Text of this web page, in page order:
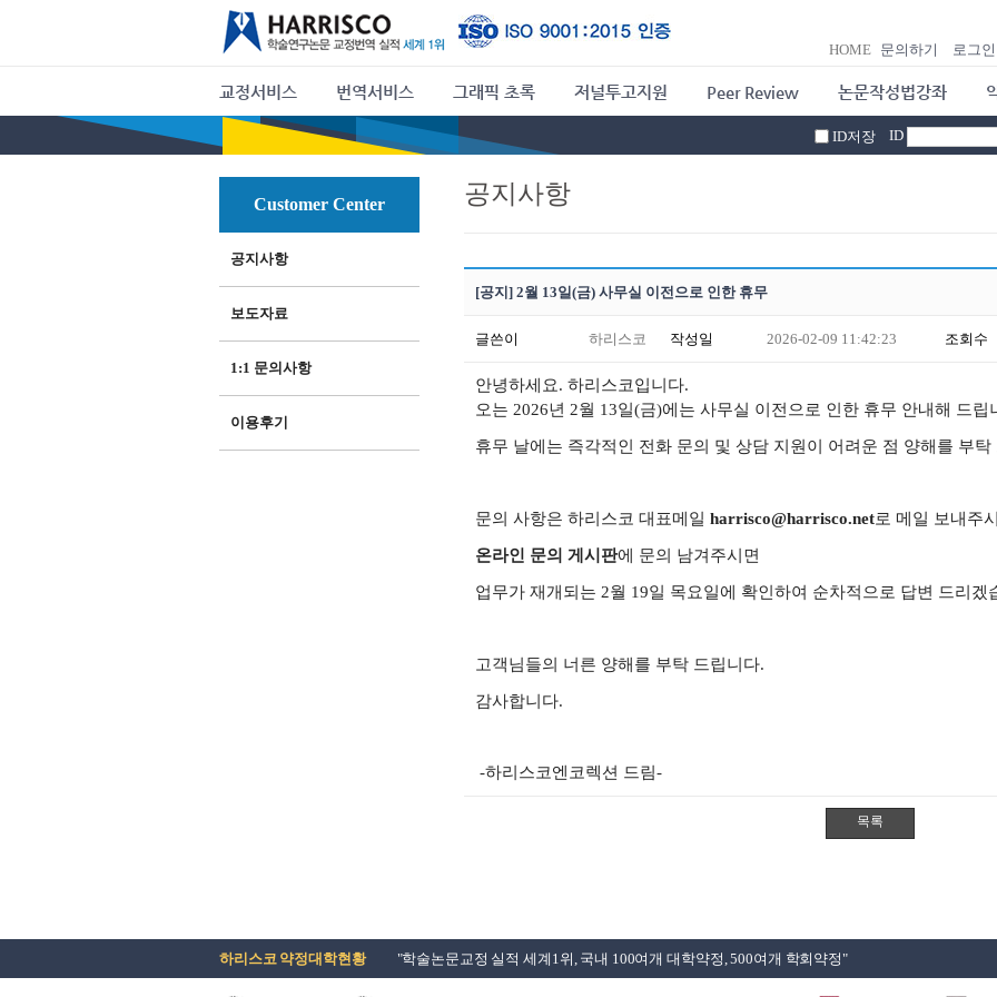
HOME 문의하기 로그인
교정서비스 번역서비스 그래픽 초록 저널투고지원 Peer Review 논문작성법강좌
ID저장 ID
Customer Center
공지사항
보도자료
1:1 문의사항
이용후기
공지사항
[공지] 2월 13일(금) 사무실 이전으로 인한 휴무
글쓴이 하리스코 작성일 2026-02-09 11:42:23 조회수
안녕하세요. 하리스코입니다.
오는 2026년 2월 13일(금)에는 사무실 이전으로 인한 휴무 안내해 드립
휴무 날에는 즉각적인 전화 문의 및 상담 지원이 어려운 점 양해를 부탁
문의 사항은 하리스코 대표메일 harrisco@harrisco.net로 메일 보내주
온라인 문의 게시판에 문의 남겨주시면
업무가 재개되는 2월 19일 목요일에 확인하여 순차적으로 답변 드리겠
고객님들의 너른 양해를 부탁 드립니다.​
감사합니다.
​-하리스코엔코렉션 드림-
하리스코 약정대학현황 "학술논문교정 실적 세계1위, 국내 100여개 대학약정, 500여개 학회약정"